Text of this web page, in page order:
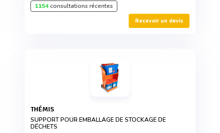
1154consultations récentes
Recevoir un devis
THÉMIS
SUPPORT POUR EMBALLAGE DE STOCKAGE DE
DÉCHETS